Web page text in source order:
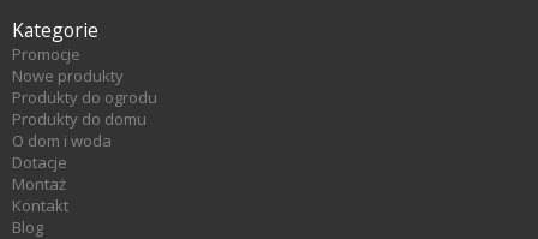
Kategorie
Promocje
Nowe produkty
Produkty do ogrodu
Produkty do domu
O dom i woda
Dotacje
Montaż
Kontakt
Blog